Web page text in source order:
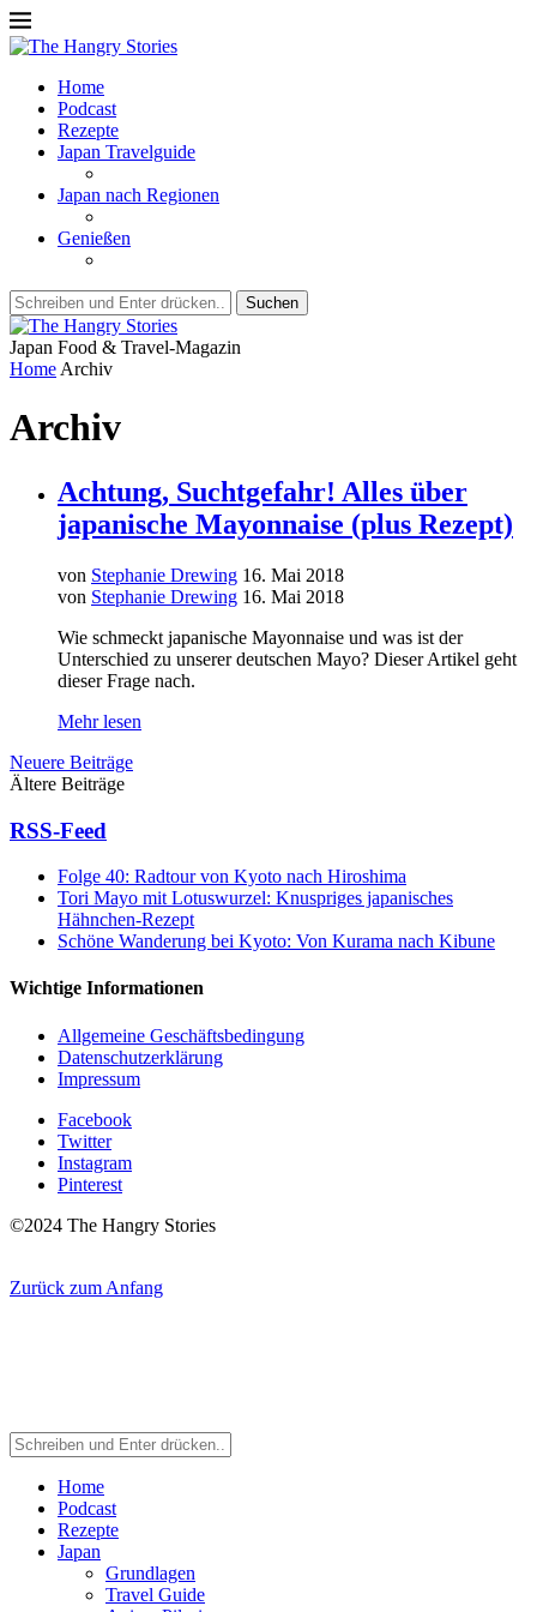
Home
Podcast
Rezepte
Japan Travelguide
Japan nach Regionen
Genießen
Suchen
Japan Food & Travel-Magazin
Home Archiv
Archiv
Achtung, Suchtgefahr! Alles über
japanische Mayonnaise (plus Rezept)
von Stephanie Drewing 16. Mai 2018
von Stephanie Drewing 16. Mai 2018
Wie schmeckt japanische Mayonnaise und was ist der
Unterschied zu unserer deutschen Mayo? Dieser Artikel geht
dieser Frage nach.
Mehr lesen
Neuere Beiträge
Ältere Beiträge
RSS-Feed
Folge 40: Radtour von Kyoto nach Hiroshima
Tori Mayo mit Lotuswurzel: Knuspriges japanisches
Hähnchen-Rezept
Schöne Wanderung bei Kyoto: Von Kurama nach Kibune
Wichtige Informationen
Allgemeine Geschäftsbedingung
Datenschutzerklärung
Impressum
Facebook
Twitter
Instagram
Pinterest
©2024 The Hangry Stories
Zurück zum Anfang
Home
Podcast
Rezepte
Japan
Grundlagen
Travel Guide